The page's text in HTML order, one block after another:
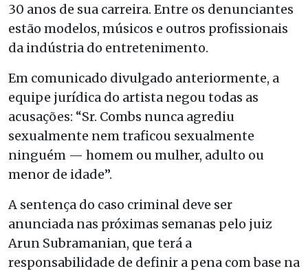
30 anos de sua carreira. Entre os denunciantes
estão modelos, músicos e outros profissionais
da indústria do entretenimento.
Em comunicado divulgado anteriormente, a
equipe jurídica do artista negou todas as
acusações: “Sr. Combs nunca agrediu
sexualmente nem traficou sexualmente
ninguém — homem ou mulher, adulto ou
menor de idade”.
A sentença do caso criminal deve ser
anunciada nas próximas semanas pelo juiz
Arun Subramanian, que terá a
responsabilidade de definir a pena com base na